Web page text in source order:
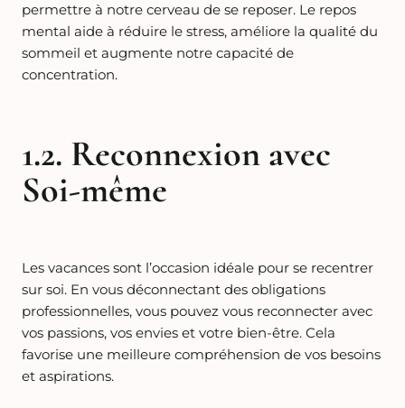
permettre à notre cerveau de se reposer. Le repos
mental aide à réduire le stress, améliore la qualité du
sommeil et augmente notre capacité de
concentration.
1.2. Reconnexion avec
Soi-même
Les vacances sont l’occasion idéale pour se recentrer
sur soi. En vous déconnectant des obligations
professionnelles, vous pouvez vous reconnecter avec
vos passions, vos envies et votre bien-être. Cela
favorise une meilleure compréhension de vos besoins
et aspirations.